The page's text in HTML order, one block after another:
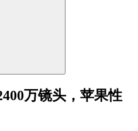
万镜头，苹果性